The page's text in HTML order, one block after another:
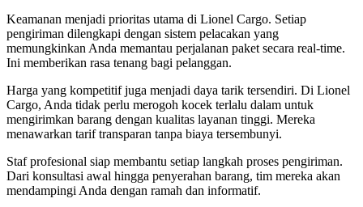
Keamanan menjadi prioritas utama di Lionel Cargo. Setiap
pengiriman dilengkapi dengan sistem pelacakan yang
memungkinkan Anda memantau perjalanan paket secara real-time.
Ini memberikan rasa tenang bagi pelanggan.
Harga yang kompetitif juga menjadi daya tarik tersendiri. Di Lionel
Cargo, Anda tidak perlu merogoh kocek terlalu dalam untuk
mengirimkan barang dengan kualitas layanan tinggi. Mereka
menawarkan tarif transparan tanpa biaya tersembunyi.
Staf profesional siap membantu setiap langkah proses pengiriman.
Dari konsultasi awal hingga penyerahan barang, tim mereka akan
mendampingi Anda dengan ramah dan informatif.